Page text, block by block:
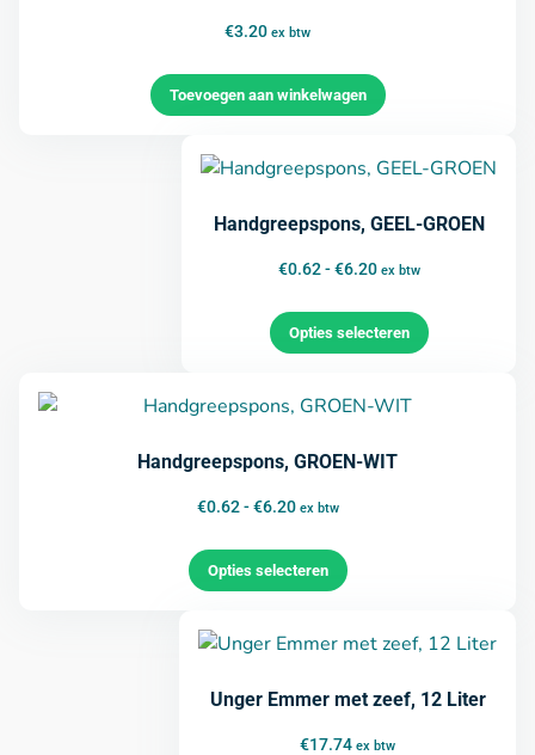
€3.20 ex btw
Toevoegen aan winkelwagen
Handgreepspons, GEEL-GROEN
€0.62 - €6.20 ex btw
Opties selecteren
Handgreepspons, GROEN-WIT
€0.62 - €6.20 ex btw
Opties selecteren
Unger Emmer met zeef, 12 Liter
€17.74 ex btw